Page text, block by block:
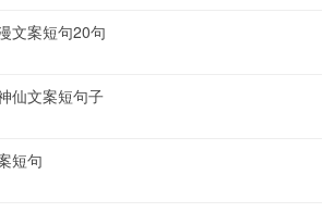
文案短句20句
仙文案短句子
短句